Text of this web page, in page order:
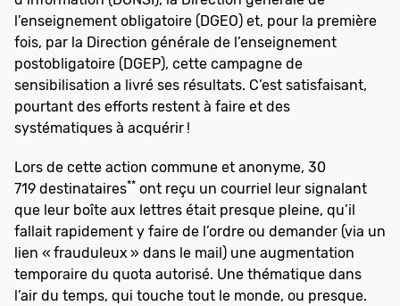
l’enseignement obligatoire (DGEO) et, pour la première
fois, par la Direction générale de l’enseignement
postobligatoire (DGEP), cette campagne de
sensibilisation a livré ses résultats. C’est satisfaisant,
pourtant des efforts restent à faire et des
systématiques à acquérir !
Lors de cette action commune et anonyme, 30
719 destinataires** ont reçu un courriel leur signalant
que leur boîte aux lettres était presque pleine, qu’il
fallait rapidement y faire de l’ordre ou demander (via un
lien « frauduleux » dans le mail) une augmentation
temporaire du quota autorisé. Une thématique dans
l’air du temps, qui touche tout le monde, ou presque.